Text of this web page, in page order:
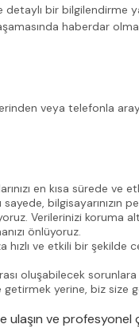
bir bilgilendirme
haberdar
veya telefonla
en kısa sürede ve
bilgisayarınızın
Verilerinizi koruma
önlüyoruz.
ve etkili bir şekilde
oluşabilecek sorunlara
getirmek yerine, biz
ulaşın ve profesyonel